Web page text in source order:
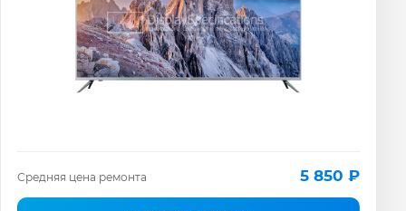
Средняя цена ремонта 5 850 ₽